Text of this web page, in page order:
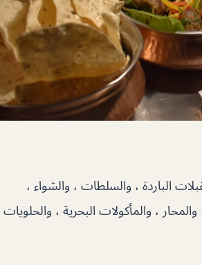
الباردة ، والسلطات ، والشواء ،
، والمأكولات البحرية ، والحلويات